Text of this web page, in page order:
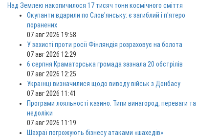
Над Землею накопичилося 17 тисяч тонн космічного сміття
Окупанти вдарили по Слов'янську: є загиблий і п'ятеро
поранених
07 авг 2026 19:58
У захисті проти росії Фінляндія розраховує на болота
07 авг 2026 12:29
6 серпня Краматорська громада зазнала 20 обстрілів
07 авг 2026 12:25
Українці визначилися щодо виводу військ з Донбасу
07 авг 2026 11:41
Програми лояльності казино. Типи винагород, переваги та
недоліки
07 авг 2026 11:19
Шахраї погрожують бізнесу атаками «шахедів»